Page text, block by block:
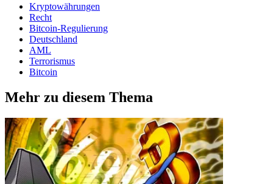
Kryptowährungen
Recht
Bitcoin-Regulierung
Deutschland
AML
Terrorismus
Bitcoin
Mehr zu diesem Thema